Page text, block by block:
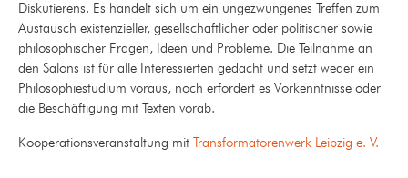
Diskutierens. Es handelt sich um ein ungezwungenes Treffen zum
Austausch existenzieller, gesellschaftlicher oder politischer sowie
philosophischer Fragen, Ideen und Probleme. Die Teilnahme an
den Salons ist für alle Interessierten gedacht und setzt weder ein
Philosophiestudium voraus, noch erfordert es Vorkenntnisse oder
die Beschäftigung mit Texten vorab.
Kooperationsveranstaltung mit Transformatorenwerk Leipzig e. V.